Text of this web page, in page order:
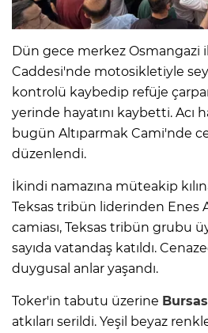
Dün gece merkez Osmangazi
Caddesi'nde motosikletiyle
kontrolü kaybedip refüje
yerinde hayatını kaybetti. Acı
bugün Altıparmak Cami'nde
düzenlendi.
İkindi namazına müteakip
Teksas tribün liderinden Enes
camiası, Teksas tribün grubu
sayıda vatandaş katıldı.
duygusal anlar yaşandı.
Toker'in tabutu üzerine
atkıları serildi. Yeşil beyaz